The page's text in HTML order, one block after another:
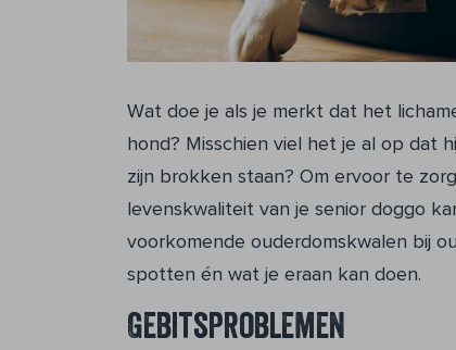
Wat doe je als je merkt dat het
hond? Misschien viel het je al op dat
zijn brokken staan? Om ervoor te
levenskwaliteit van je senior doggo
voorkomende ouderdomskwalen bij
spotten én wat je eraan kan doen.
Gebitsproblemen